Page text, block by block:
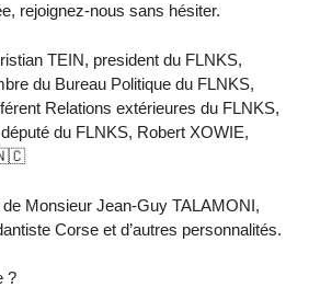
rejoignez-nous sans hésiter.
TEIN, president du FLNKS,
du Bureau Politique du FLNKS,
Relations extérieures du FLNKS,
du FLNKS, Robert XOWIE,
🇳🇨
Monsieur Jean-Guy TALAMONI,
Corse et d’autres personnalités.
?